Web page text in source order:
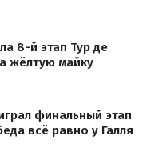
8-й этап Тур де
жёлтую майку
финальный этап
всё равно у Галля